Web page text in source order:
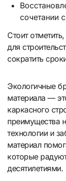
сочетании
Стоит
для
сократить
Экологичные
материала —
каркасного
преимущества
технологии и
материал
которые
десятилетиями.